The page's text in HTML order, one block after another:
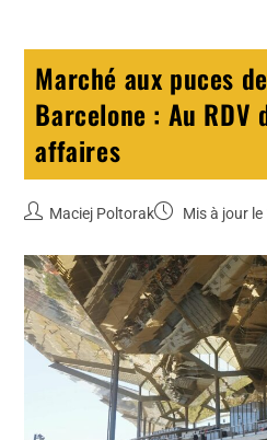
Marché aux puces
Barcelone : Au RDV
affaires
Maciej Poltorak Mis à jour